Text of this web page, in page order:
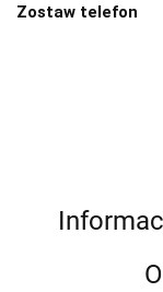
Zostaw telefon